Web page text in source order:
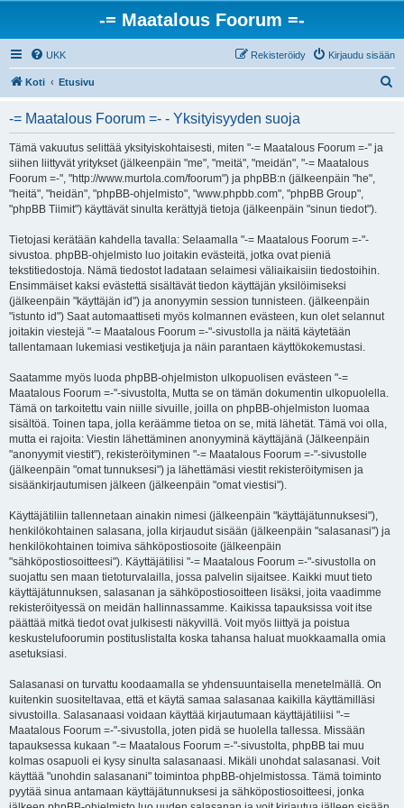
-= Maatalous Foorum =-
UKK Kirjaudu sisään
Rekisteröidy
Koti Etusivu
-= Maatalous Foorum =- - Yksityisyyden suoja
Tämä vakuutus selittää yksityiskohtaisesti, miten "-= Maatalous Foorum =-" ja
siihen liittyvät yritykset (jälkeenpäin "me", "meitä", "meidän", "-= Maatalous
Foorum =-", "http://www.murtola.com/foorum") ja phpBB:n (jälkeenpäin "he",
"heitä", "heidän", "phpBB-ohjelmisto", "www.phpbb.com", "phpBB Group",
"phpBB Tiimit") käyttävät sinulta kerättyjä tietoja (jälkeenpäin "sinun tiedot").
Tietojasi kerätään kahdella tavalla: Selaamalla "-= Maatalous Foorum =-"-
sivustoa. phpBB-ohjelmisto luo joitakin evästeitä, jotka ovat pieniä
tekstitiedostoja. Nämä tiedostot ladataan selaimesi väliaikaisiin tiedostoihin.
Ensimmäiset kaksi evästettä sisältävät tiedon käyttäjän yksilöimiseksi
(jälkeenpäin "käyttäjän id") ja anonyymin session tunnisteen. (jälkeenpäin
"istunto id") Saat automaattiseti myös kolmannen evästeen, kun olet selannut
joitakin viestejä "-= Maatalous Foorum =-"-sivustolla ja näitä käytetään
tallentamaan lukemiasi vestiketjuja ja näin parantaen käyttökokemustasi.
Saatamme myös luoda phpBB-ohjelmiston ulkopuolisen evästeen "-=
Maatalous Foorum =-"-sivustolta, Mutta se on tämän dokumentin ulkopuolella.
Tämä on tarkoitettu vain niille sivuille, joilla on phpBB-ohjelmiston luomaa
sisältöä. Toinen tapa, jolla keräämme tietoa on se, mitä lähetät. Tämä voi olla,
mutta ei rajoita: Viestin lähettäminen anonyyminä käyttäjänä (Jälkeenpäin
"anonyymit viestit"), rekisteröityminen "-= Maatalous Foorum =-"-sivustolle
(jälkeenpäin "omat tunnuksesi") ja lähettämäsi viestit rekisteröitymisen ja
sisäänkirjautumisen jälkeen (jälkeenpäin "omat viestisi").
Käyttäjätiliin tallennetaan ainakin nimesi (jälkeenpäin "käyttäjätunnuksesi"),
henkilökohtainen salasana, jolla kirjaudut sisään (jälkeenpäin "salasanasi") ja
henkilökohtainen toimiva sähköpostiosoite (jälkeenpäin
"sähköpostiosoitteesi"). Käyttäjätilisi "-= Maatalous Foorum =-"-sivustolla on
suojattu sen maan tietoturvalailla, jossa palvelin sijaitsee. Kaikki muut tieto
käyttäjätunnuksen, salasanan ja sähköpostiosoitteen lisäksi, joita vaadimme
rekisteröityessä on meidän hallinnassamme. Kaikissa tapauksissa voit itse
päättää mitkä tiedot ovat julkisesti näkyvillä. Voit myös liittyä ja poistua
keskustelufoorumin postituslistalta koska tahansa haluat muokkaamalla omia
asetuksiasi.
Salasanasi on turvattu koodaamalla se yhdensuuntaisella menetelmällä. On
kuitenkin suositeltavaa, että et käytä samaa salasanaa kaikilla käyttämilläsi
sivustoilla. Salasanaasi voidaan käyttää kirjautumaan käyttäjätiliisi "-=
Maatalous Foorum =-"-sivustolla, joten pidä se huolella tallessa. Missään
tapauksessa kukaan "-= Maatalous Foorum =-"-sivustolta, phpBB tai muu
kolmas osapuoli ei kysy sinulta salasanaasi. Mikäli unohdat salasanasi. Voit
käyttää "unohdin salasanani" toimintoa phpBB-ohjelmistossa. Tämä toiminto
pyytää sinua antamaan käyttäjätunnuksesi ja sähköpostiosoitteesi, jonka